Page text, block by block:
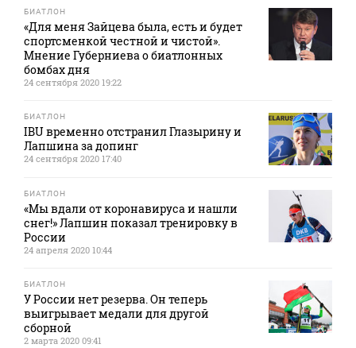
БИАТЛОН
«Для меня Зайцева была, есть и будет
спортсменкой честной и чистой».
Мнение Губерниева о биатлонных
бомбах дня
24 сентября 2020 19:22
БИАТЛОН
IBU временно отстранил Глазырину и
Лапшина за допинг
24 сентября 2020 17:40
БИАТЛОН
«Мы вдали от коронавируса и нашли
снег!» Лапшин показал тренировку в
России
24 апреля 2020 10:44
БИАТЛОН
У России нет резерва. Он теперь
выигрывает медали для другой
сборной
2 марта 2020 09:41